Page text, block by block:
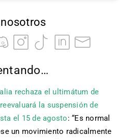
rechaza el ultimátum de
la suspensión de
el 15 de agosto: “Es normal
un movimiento radicalmente